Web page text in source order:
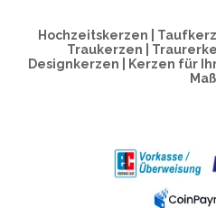
Hochzeitskerzen |
Traukerzen |
Designkerzen | Kerzen für
Maß